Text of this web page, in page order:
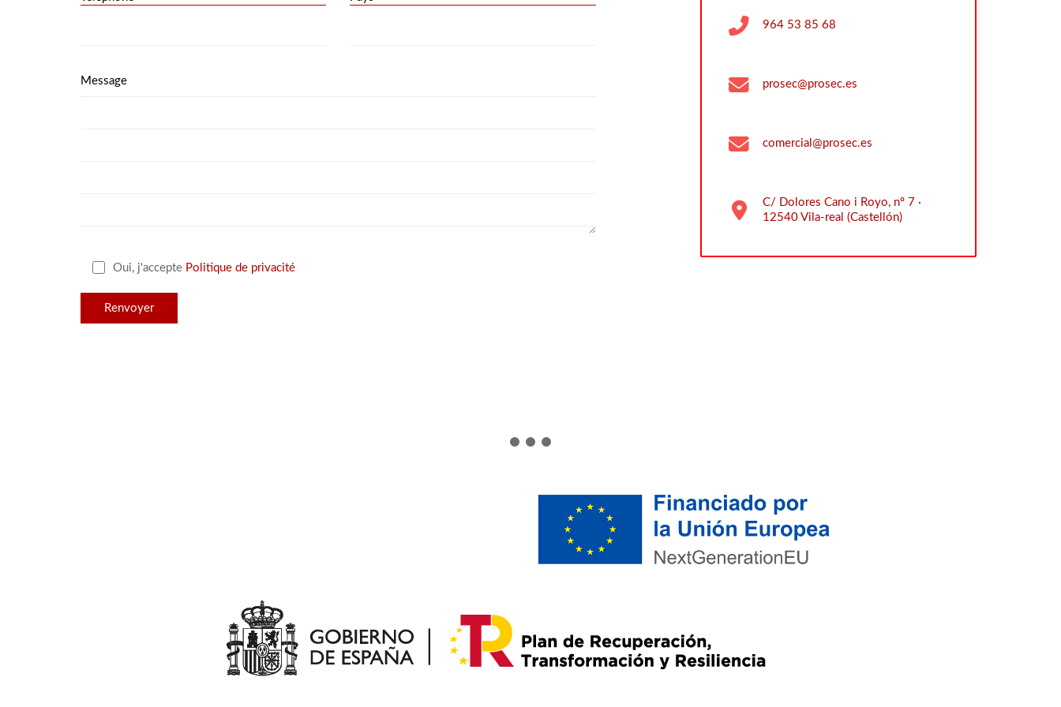
Message
Oui, j'accepte Politique de privacité
964 53 85 68
prosec@prosec.es
comercial@prosec.es
C/ Dolores Cano i Royo, nº 7 ·
12540 Vila-real (Castellón)